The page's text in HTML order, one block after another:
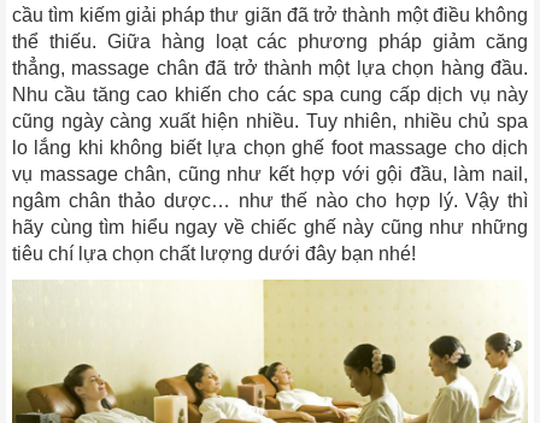
cầu tìm kiếm giải pháp thư giãn đã trở thành một điều không
thể thiếu. Giữa hàng loạt các phương pháp giảm căng
thẳng, massage chân đã trở thành một lựa chọn hàng đầu.
Nhu cầu tăng cao khiến cho các spa cung cấp dịch vụ này
cũng ngày càng xuất hiện nhiều. Tuy nhiên, nhiều chủ spa
lo lắng khi không biết lựa chọn ghế foot massage cho dịch
vụ massage chân, cũng như kết hợp với gội đầu, làm nail,
ngâm chân thảo dược… như thế nào cho hợp lý. Vậy thì
hãy cùng tìm hiểu ngay về chiếc ghế này cũng như những
tiêu chí lựa chọn chất lượng dưới đây bạn nhé!